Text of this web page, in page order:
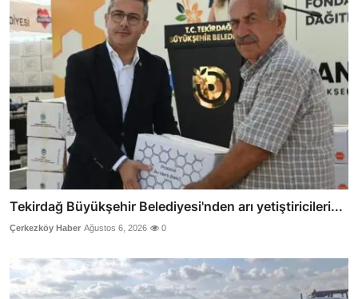
Tekirdağ Büyükşehir Belediyesi'nden arı yetiştiricileri...
Çerkezköy Haber Ağustos 6, 2026 0